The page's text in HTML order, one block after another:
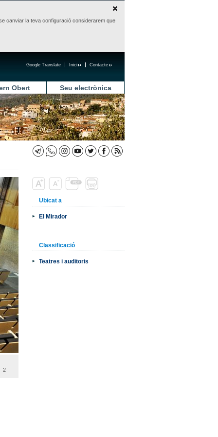
canviar la teva configuració considerarem que
Contacte
Inici
Google Translate
Obert Seu electrònica
2
Ubicat a
El Mirador
Classificació
Teatres i auditoris